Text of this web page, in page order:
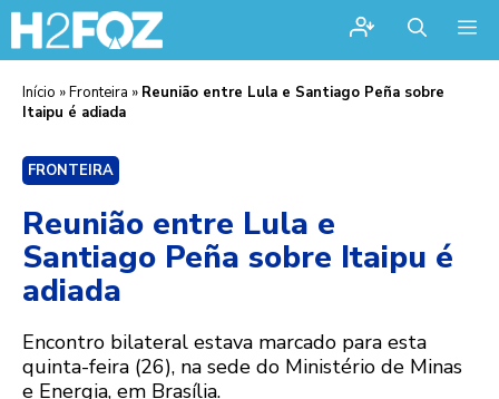
Início »Fronteira » Reunião entre Lula e Santiago Peña sobre
Itaipu é adiada
FRONTEIRA
Reunião entre Lula e
Santiago Peña sobre Itaipu é
adiada
Encontro bilateral estava marcado para esta
quinta-feira (26), na sede do Ministério de Minas
e Energia, em Brasília.